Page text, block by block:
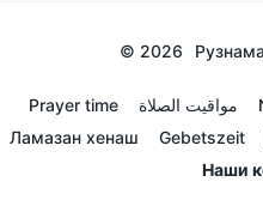
© 2026
Prayer time مواقيت الصلاة
Ламазан хенаш
Gebetszeit
Наши